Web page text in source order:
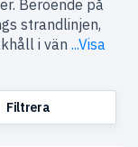
Beroende på
strandlinjen,
i vän ...Visa
Filtrera